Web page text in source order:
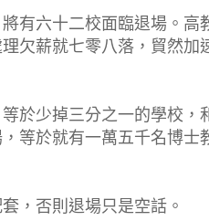
有六十二校面臨退場。高
欠薪就七零八落，貿然加
於少掉三分之一的學校，
等於就有一萬五千名博士
，否則退場只是空話。